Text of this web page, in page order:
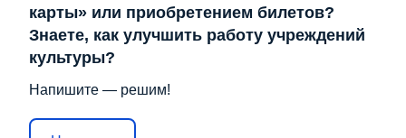
карты» или приобретением билетов?
Знаете, как улучшить работу учреждений
культуры?
Напишите — решим!